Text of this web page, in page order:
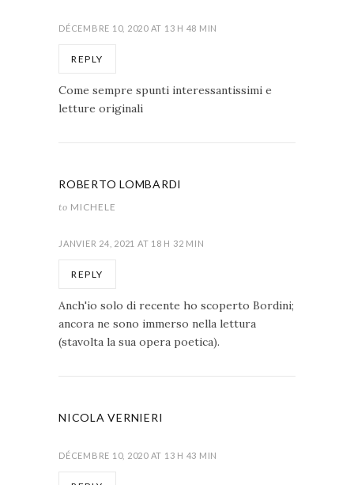
DÉCEMBRE 10, 2020 AT 13 H 48 MIN
REPLY
Come sempre spunti interessantissimi e
letture originali
ROBERTO LOMBARDI
to MICHELE
JANVIER 24, 2021 AT 18 H 32 MIN
REPLY
Anch'io solo di recente ho scoperto Bordini;
ancora ne sono immerso nella lettura
(stavolta la sua opera poetica).
NICOLA VERNIERI
DÉCEMBRE 10, 2020 AT 13 H 43 MIN